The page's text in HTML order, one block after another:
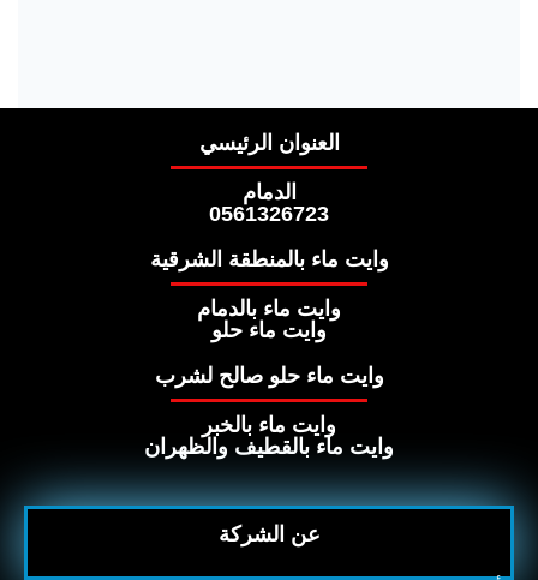
العنوان الرئيسي
الدمام
0561326723
وايت ماء بالمنطقة الشرقية
وايت ماء بالدمام
وايت ماء حلو
وايت ماء حلو صالح لشرب
وايت ماء بالخبر
وايت ماء بالقطيف والظهران
عن الشركة